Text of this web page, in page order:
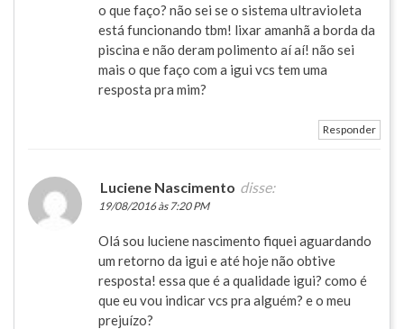
o que faço? não sei se o sistema ultravioleta
está funcionando tbm! lixar amanhã a borda da
piscina e não deram polimento aí aí! não sei
mais o que faço com a igui vcs tem uma
resposta pra mim?
Responder
Luciene Nascimento disse:
19/08/2016 às 7:20 PM
Olá sou luciene nascimento fiquei aguardando
um retorno da igui e até hoje não obtive
resposta! essa que é a qualidade igui? como é
que eu vou indicar vcs pra alguém? e o meu
prejuízo?